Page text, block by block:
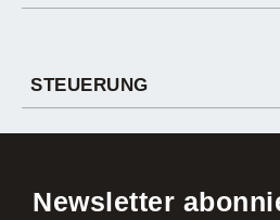
STEUERUNG
Newsletter